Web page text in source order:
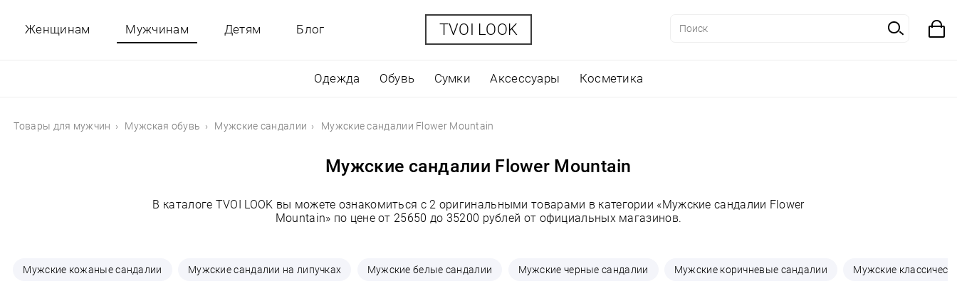
Женщинам Мужчинам
Одежда Обувь Сумки Аксессуары Косметика
Детям Блог TVOI LOOK
Товары для мужчин Мужская обувь Мужские сандалии Мужские сандалии Flower Mountain
Мужские сандалии Flower Mountain
В каталоге TVOI LOOK вы можете ознакомиться с 2 оригинальными товарами в категории «Мужские сандалии Flower
Mountain» по цене от 25650 до 35200 рублей от официальных магазинов.
Мужские кожаные сандалии Мужские сандалии на липучках Мужские белые сандалии Мужские черные сандалии Мужские коричневые сандалии Мужские